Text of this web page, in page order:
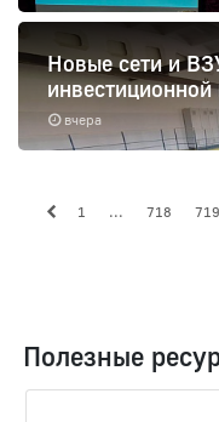
вчера
Новые сети и
1 ... 718 719
Полезные